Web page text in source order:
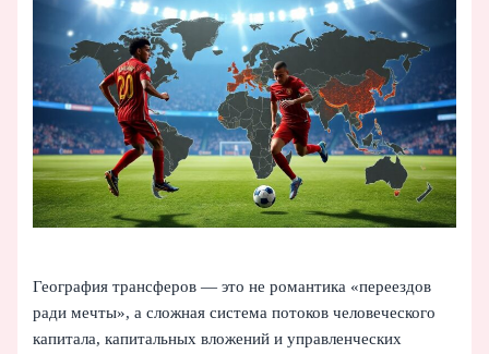
География трансферов — это не романтика «переездов
ради мечты», а сложная система потоков человеческого
капитала, капитальных вложений и управленческих